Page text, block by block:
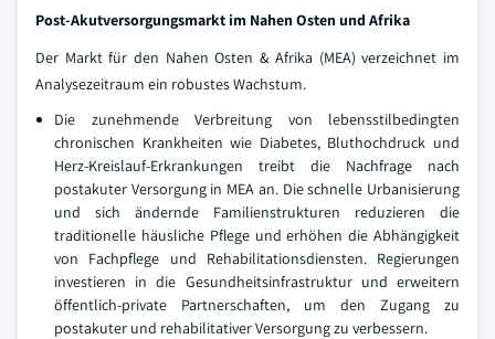
Post-Akutversorgungsmarkt im Nahen Osten und Afrika
Der Markt für den Nahen Osten & Afrika (MEA) verzeichnet im
Analysezeitraum ein robustes Wachstum.
Die zunehmende Verbreitung von lebensstilbedingten
chronischen Krankheiten wie Diabetes, Bluthochdruck und
Herz-Kreislauf-Erkrankungen treibt die Nachfrage nach
postakuter Versorgung in MEA an. Die schnelle Urbanisierung
und sich ändernde Familienstrukturen reduzieren die
traditionelle häusliche Pflege und erhöhen die Abhängigkeit
von Fachpflege und Rehabilitationsdiensten. Regierungen
investieren in die Gesundheitsinfrastruktur und erweitern
öffentlich-private Partnerschaften, um den Zugang zu
postakuter und rehabilitativer Versorgung zu verbessern.